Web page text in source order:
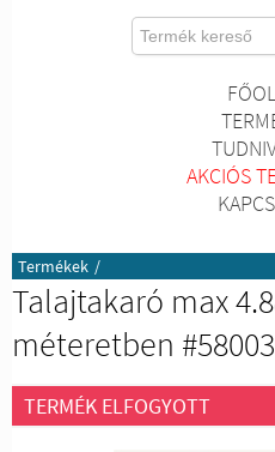
AKCIÓS
Termékek /
Talajtakaró max
méteretben #58003
TERMÉK ELFOGYOTT